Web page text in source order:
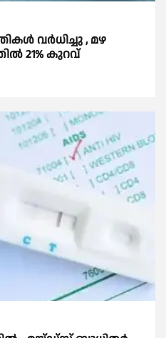
വര്‍ധിച്ചു , മഴ
21% കുറവ്